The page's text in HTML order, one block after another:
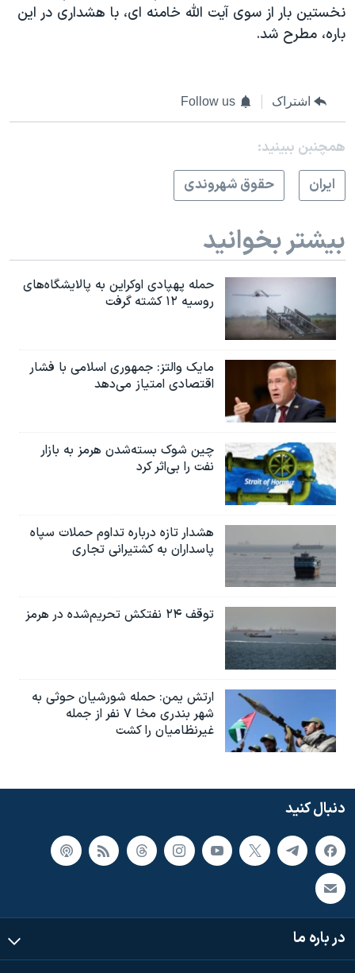
نخستین بار از سوی آیت الله خامنه ای، با هشداری در این
باره، مطرح شد.
اشتراک Follow us
همچنبن ببینید:
ايران
حقوق شهروندی
بیشتر بخوانید
حمله پهپادی اوکراین به پالایشگاه‌های
روسیه ۱۲ کشته گرفت
مایک والتز: جمهوری اسلامی با فشار
اقتصادی امتیاز می‌دهد
چین شوک بسته‌شدن هرمز به بازار
نفت را بی‌اثر کرد
هشدار تازه درباره تداوم حملات سپاه
پاسداران به کشتیرانی تجاری
توقف ۲۴ نفتکش تحریم‌شده در هرمز
ارتش یمن: حمله شورشیان حوثی به
شهر بندری مخا ۷ نفر از جمله
غیرنظامیان را کشت
دنبال کنید
در باره ما